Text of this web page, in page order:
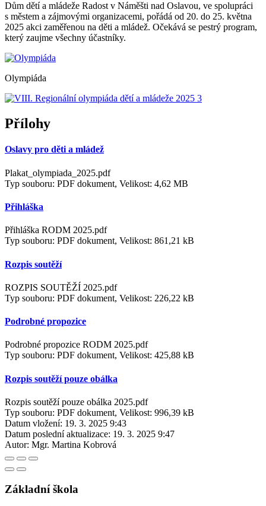
Dům dětí a mládeže Radost v Náměšti nad Oslavou, ve spolupráci
s městem a zájmovými organizacemi, pořádá od 20. do 25. května
2025 akci zaměřenou na děti a mládež. Očekává se pestrý program,
který zaujme všechny účastníky.
Olympiáda
Přílohy
Oslavy pro děti a mládež
Plakat_olympiada_2025.pdf
Typ souboru: PDF dokument, Velikost: 4,62 MB
Přihláška
Přihláška RODM 2025.pdf
Typ souboru: PDF dokument, Velikost: 861,21 kB
Rozpis soutěží
ROZPIS SOUTĚŽÍ 2025.pdf
Typ souboru: PDF dokument, Velikost: 226,22 kB
Podrobné propozice
Podrobné propozice RODM 2025.pdf
Typ souboru: PDF dokument, Velikost: 425,88 kB
Rozpis soutěží pouze obálka
Rozpis soutěží pouze obálka 2025.pdf
Typ souboru: PDF dokument, Velikost: 996,39 kB
Datum vložení: 19. 3. 2025 9:43
Datum poslední aktualizace: 19. 3. 2025 9:47
Autor: Mgr. Martina Kobrová
Základní škola